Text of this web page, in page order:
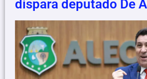
dispara deputado De